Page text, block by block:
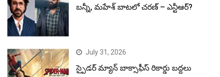
బన్నీ, మహేశ్ బాటలో చరణ్ – ఎన్టీఆర్?
July 31, 2026
స్పైడర్ మ్యాన్ బాక్సాఫీస్ రికార్డు బద్దలు